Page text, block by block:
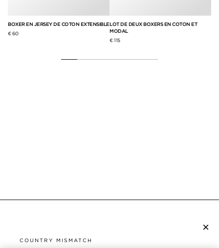
BOXER EN JERSEY DE COTON EXTENSIBLE
€ 60
LOT DE DEUX BOXERS EN COTON ET
MODAL
€ 115
×
COUNTRY MISMATCH